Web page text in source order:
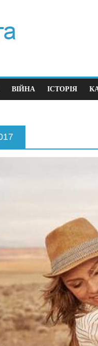
ВІЙНА ІСТОРІЯ
Політика